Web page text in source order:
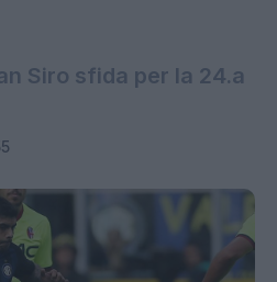
Siro sfida per la 24.a